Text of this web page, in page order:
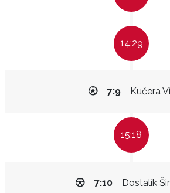
14:29
Kučera
7:9
15:18
Dostalík
7:10